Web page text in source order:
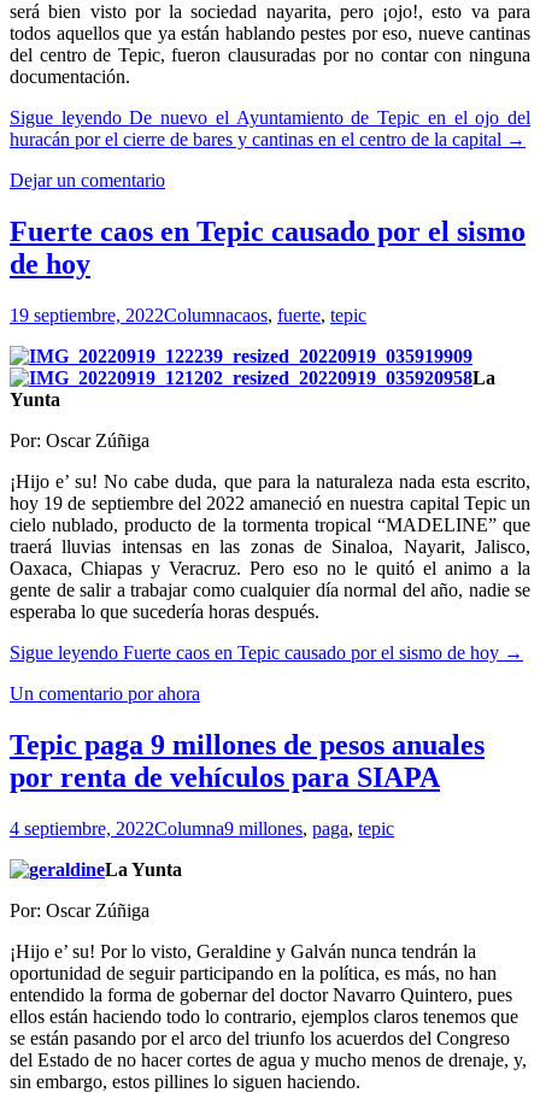
será bien visto por la sociedad nayarita, pero ¡ojo!, esto va para
todos aquellos que ya están hablando pestes por eso, nueve cantinas
del centro de Tepic, fueron clausuradas por no contar con ninguna
documentación.
Sigue leyendoDe nuevo el Ayuntamiento de Tepic en el ojo del
huracán por el cierre de bares y cantinas en el centro de la capital →
Dejar un comentario
Fuerte caos en Tepic causado por el sismo
de hoy
19 septiembre, 2022Columnacaos, fuerte, tepic
La
Yunta
Por: Oscar Zúñiga
¡Hijo e’ su! No cabe duda, que para la naturaleza nada esta escrito,
hoy 19 de septiembre del 2022 amaneció en nuestra capital Tepic un
cielo nublado, producto de la tormenta tropical “MADELINE” que
traerá lluvias intensas en las zonas de Sinaloa, Nayarit, Jalisco,
Oaxaca, Chiapas y Veracruz. Pero eso no le quitó el animo a la
gente de salir a trabajar como cualquier día normal del año, nadie se
esperaba lo que sucedería horas después.
Sigue leyendo Fuerte caos en Tepic causado por el sismo de hoy →
Un comentario por ahora
Tepic paga 9 millones de pesos anuales
por renta de vehículos para SIAPA
4 septiembre, 2022Columna9 millones, paga, tepic
La Yunta
Por: Oscar Zúñiga
¡Hijo e’ su! Por lo visto, Geraldine y Galván nunca tendrán la
oportunidad de seguir participando en la política, es más, no han
entendido la forma de gobernar del doctor Navarro Quintero, pues
ellos están haciendo todo lo contrario, ejemplos claros tenemos que
se están pasando por el arco del triunfo los acuerdos del Congreso
del Estado de no hacer cortes de agua y mucho menos de drenaje, y,
sin embargo, estos pillines lo siguen haciendo.